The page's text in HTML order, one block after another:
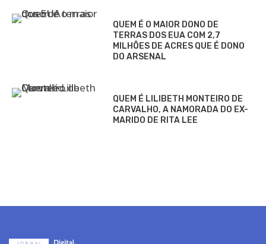
QUEM É O MAIOR DONO DE
TERRAS DOS EUA COM 2,7
MILHÕES DE ACRES QUE É DONO
DO ARSENAL
QUEM É LILIBETH MONTEIRO DE
CARVALHO, A NAMORADA DO EX-
MARIDO DE RITA LEE